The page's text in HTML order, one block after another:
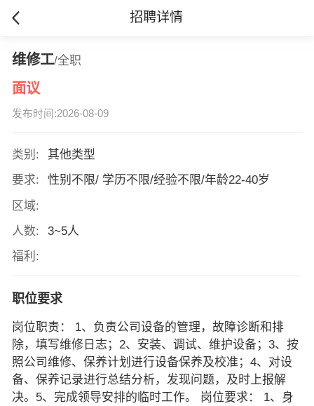
招聘详情
维修工/全职
面议
发布时间:2026-08-09
类别:
其他类型
要求:
性别不限/ 学历不限/经验不限/年龄22-40岁
区域:
人数:
3~5人
福利:
职位要求
岗位职责： 1、负责公司设备的管理，故障诊断和排
除，填写维修日志；2、安装、调试、维护设备；3、按
照公司维修、保养计划进行设备保养及校准；4、对设
备、保养记录进行总结分析，发现问题，及时上报解
决。5、完成领导安排的临时工作。 岗位要求： 1、身